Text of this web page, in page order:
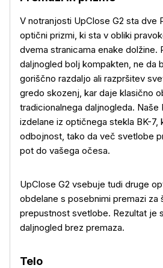
V notranjosti UpClose G2 sta dve
optični prizmi, ki sta v obliki
dvema stranicama enake dolžine.
daljnogled bolj kompakten, ne da
goriščno razdaljo ali razpršitev
gredo skozenj, kar daje klasično
tradicionalnega daljnogleda. Naše
izdelane iz optičnega stekla BK-7,
odbojnost, tako da več svetlobe
pot do vašega očesa.
UpClose G2 vsebuje tudi druge
obdelane s posebnimi premazi za
prepustnost svetlobe. Rezultat je
daljnogled brez premaza.
Telo